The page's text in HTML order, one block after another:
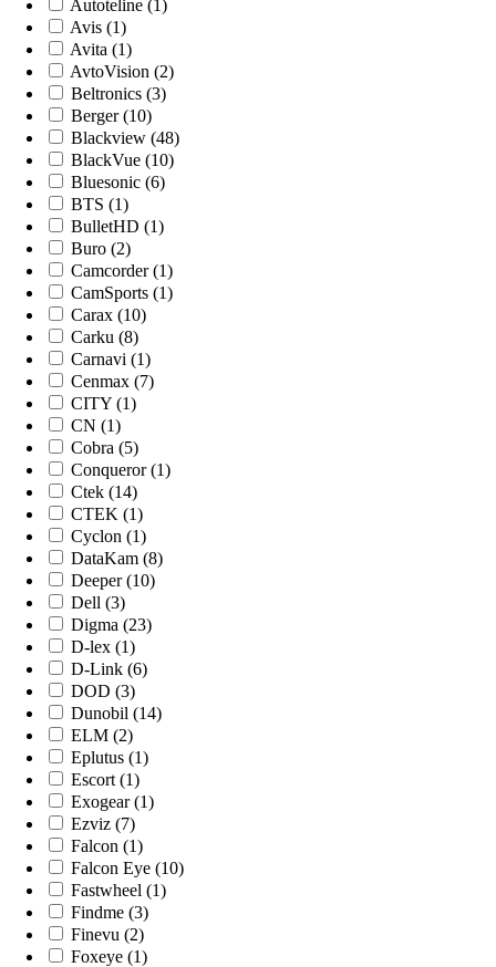
Autoteline (1)
Avis (1)
Avita (1)
AvtoVision (2)
Beltronics (3)
Berger (10)
Blackview (48)
BlackVue (10)
Bluesonic (6)
BTS (1)
BulletHD (1)
Buro (2)
Camcorder (1)
CamSports (1)
Carax (10)
Carku (8)
Carnavi (1)
Cenmax (7)
CITY (1)
CN (1)
Cobra (5)
Conqueror (1)
Ctek (14)
CTEK (1)
Cyclon (1)
DataKam (8)
Deeper (10)
Dell (3)
Digma (23)
D-lex (1)
D-Link (6)
DOD (3)
Dunobil (14)
ELM (2)
Eplutus (1)
Escort (1)
Exogear (1)
Ezviz (7)
Falcon (1)
Falcon Eye (10)
Fastwheel (1)
Findme (3)
Finevu (2)
Foxeye (1)